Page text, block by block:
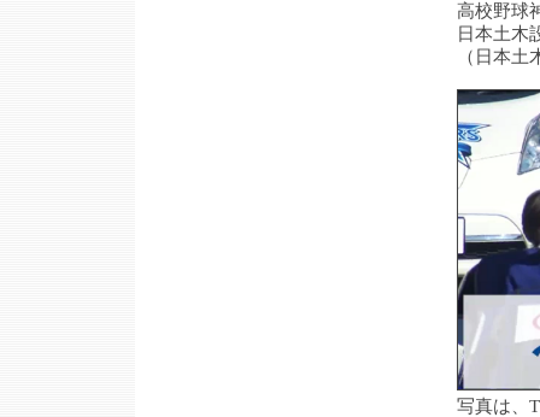
高校野球神奈川県大
日本土木設計の広
（日本土木設計は神
写真は、TVK（テレ